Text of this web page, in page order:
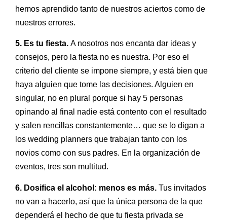
hemos aprendido tanto de nuestros aciertos como de
nuestros errores.
5. Es tu fiesta. A nosotros nos encanta dar ideas y
consejos, pero la fiesta no es nuestra. Por eso el
criterio del cliente se impone siempre, y está bien que
haya alguien que tome las decisiones. Alguien en
singular, no en plural porque si hay 5 personas
opinando al final nadie está contento con el resultado
y salen rencillas constantemente… que se lo digan a
los wedding planners que trabajan tanto con los
novios como con sus padres. En la organización de
eventos, tres son multitud.
6. Dosifica el alcohol: menos es más. Tus invitados
no van a hacerlo, así que la única persona de la que
dependerá el hecho de que tu fiesta privada se